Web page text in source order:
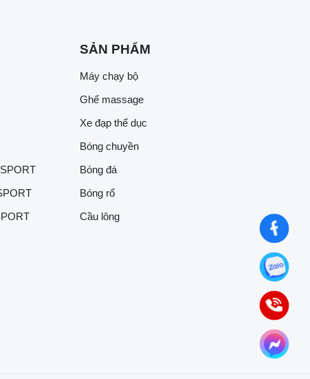
SẢN PHẨM
Máy chạy bộ
Ghế massage
Xe đạp thể dục
Bóng chuyền
Bóng đá
Bóng rổ
Cầu lông